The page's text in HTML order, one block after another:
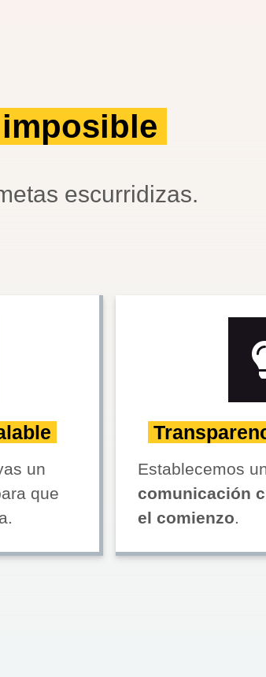
escurridizas.
un
que
Establecemos
comunicación
el comienzo.